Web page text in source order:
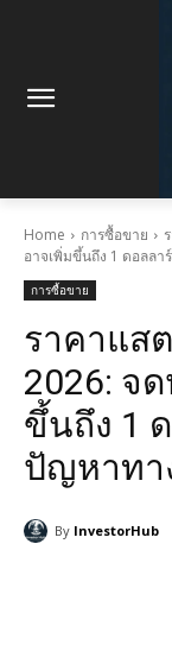
Home การซื้อขาย
อาจเพิ่มขึ้นถึง 1 ดอลลา
การซื้อขาย
ราคาแส
2026: จ
ขึ้นถึง 1
ปัญหาทา
By InvestorHub